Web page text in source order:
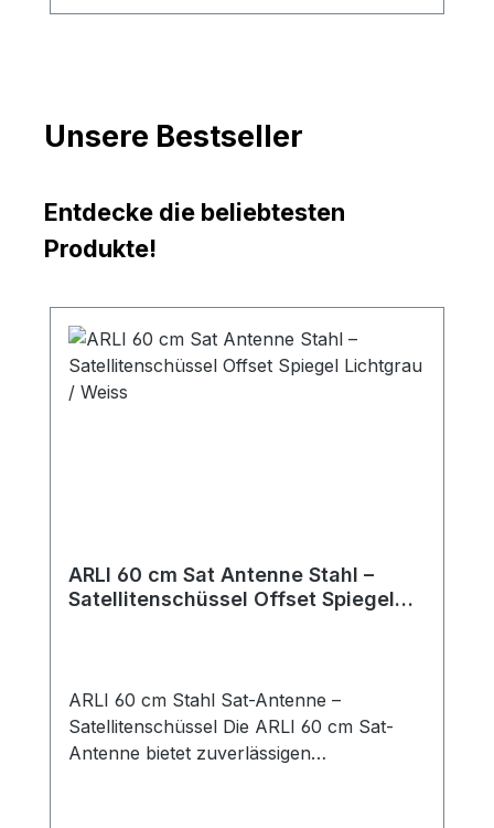
Unsere Bestseller
Entdecke die beliebtesten
Produkte!
ARLI 60 cm Sat Antenne Stahl –
Satellitenschüssel Offset Spiegel
ARLI 60 cm Stahl Sat-Antenne –
Satellitenschüssel Die ARLI 60 cm Sat-
Antenne bietet zuverlässigen